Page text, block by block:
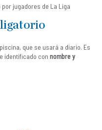
jugadores de La Liga
que se usará a diario. Es
identificado con nombre y